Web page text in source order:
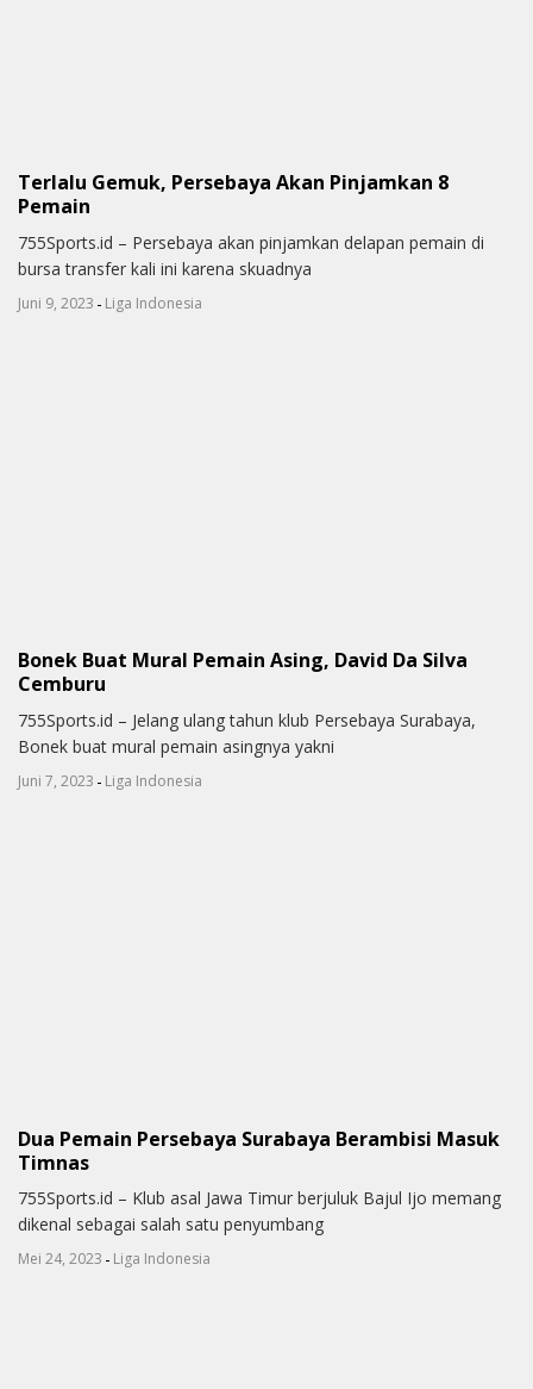
Terlalu Gemuk, Persebaya Akan Pinjamkan 8
Pemain
755Sports.id – Persebaya akan pinjamkan delapan pemain di
bursa transfer kali ini karena skuadnya
Juni 9, 2023 - Liga Indonesia
Bonek Buat Mural Pemain Asing, David Da Silva
Cemburu
755Sports.id – Jelang ulang tahun klub Persebaya Surabaya,
Bonek buat mural pemain asingnya yakni
Juni 7, 2023 - Liga Indonesia
Dua Pemain Persebaya Surabaya Berambisi Masuk
Timnas
755Sports.id – Klub asal Jawa Timur berjuluk Bajul Ijo memang
dikenal sebagai salah satu penyumbang
Mei 24, 2023 - Liga Indonesia